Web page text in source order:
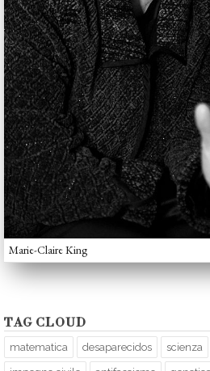
Marie-Claire King
TAG CLOUD
matematica desaparecidos scienza